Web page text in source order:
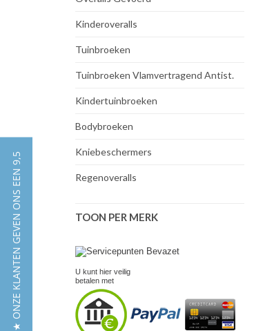
Kinderoveralls
Tuinbroeken
Tuinbroeken Vlamvertragend Antist.
Kindertuinbroeken
Bodybroeken
Kniebeschermers
Regenoveralls
TOON PER MERK
U kunt hier veilig
betalen met
★ ONZE KLANTEN GEVEN ONS EEN 9,5